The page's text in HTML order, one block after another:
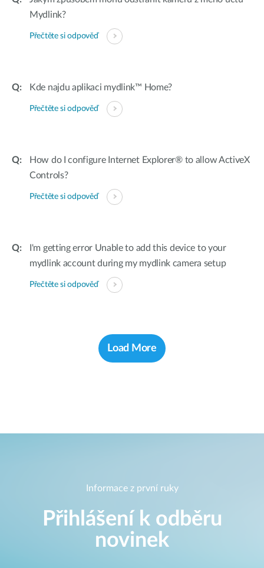
Mydlink?
Přečtěte si odpověď
Kde najdu aplikaci mydlink™ Home?
Přečtěte si odpověď
How do I configure Internet Explorer® to allow ActiveX
Controls?
Přečtěte si odpověď
I'm getting error Unable to add this device to your
mydlink account during my mydlink camera setup
Přečtěte si odpověď
Load More
Informace z první ruky
Přihlášení k odběru
novinek